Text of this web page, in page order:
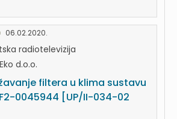
06.02.2020.
radiotelevizija
d.o.o.
filtera u klima sustavu
0045944 [UP/II-034-02